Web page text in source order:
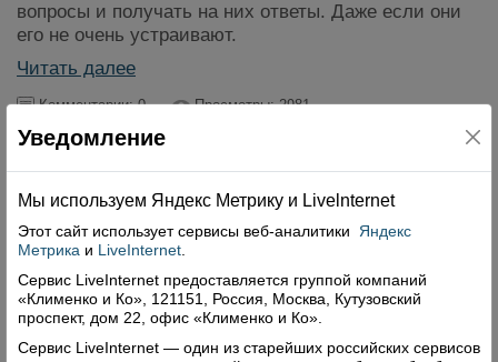
вопросы и получать на них ответы. Даже если они
его не очень устраивают.
Читать далее
Комментарии: 0 Просмотры: 2981
Уведомление
Мы используем Яндекс Метрику и Livelnternet
Этот сайт использует сервисы веб-аналитики
Яндекс
Метрика и LiveInternet
Сервис LiveInternet предоставляется группой компаний
«Клименко и Ко», 121151, Россия, Москва, Кутузовский
проспект, дом 22, офис «Клименко и Ко».
Сервис LiveInternet — один из старейших российских сервисов